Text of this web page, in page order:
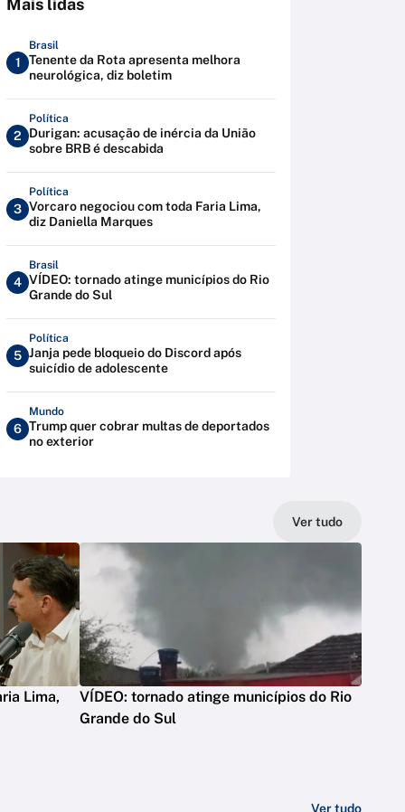
Mais lidas
1
Brasil
Tenente da Rota apresenta melhora
neurológica, diz boletim
2
Política
Durigan: acusação de inércia da União
sobre BRB é descabida
3
Política
Vorcaro negociou com toda Faria Lima,
diz Daniella Marques
4
Brasil
VÍDEO: tornado atinge municípios do Rio
Grande do Sul
5
Política
Janja pede bloqueio do Discord após
suicídio de adolescente
6
Mundo
Trump quer cobrar multas de deportados
no exterior
Ver tudo
Lima,
VÍDEO: tornado atinge municípios do Rio
Grande do Sul
Ver tudo